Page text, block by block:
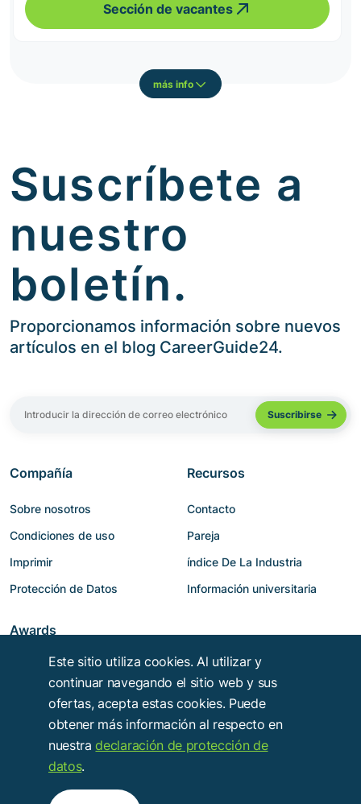
Sección de vacantes
más info
Suscríbete a
nuestro
boletín.
Proporcionamos información sobre nuevos
artículos en el blog CareerGuide24.
Compañía
Sobre nosotros
Condiciones de uso
Imprimir
Protección de Datos
Recursos
Contacto
Pareja
índice De La Industria
Información universitaria
Awards
Este sitio utiliza cookies. Al utilizar y
continuar navegando el sitio web y sus
ofertas, acepta estas cookies. Puede
obtener más información al respecto en
nuestradeclaración de protección de
datos.